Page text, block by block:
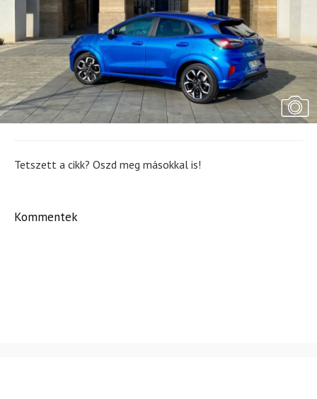
Tetszett a cikk? Oszd meg másokkal is!
Kommentek